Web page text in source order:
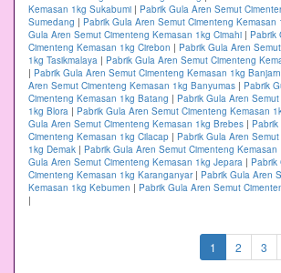
Kemasan 1kg Sukabumi | Pabrik Gula Aren Semut
Sumedang | Pabrik Gula Aren Semut Cimenteng Kemasan
Gula Aren Semut Cimenteng Kemasan 1kg Cimahi | Pabrik
Cimenteng Kemasan 1kg Cirebon | Pabrik Gula Aren
1kg Tasikmalaya | Pabrik Gula Aren Semut Cimenteng
| Pabrik Gula Aren Semut Cimenteng Kemasan 1kg
Aren Semut Cimenteng Kemasan 1kg Banyumas | Pabrik
Cimenteng Kemasan 1kg Batang | Pabrik Gula Aren
1kg Blora | Pabrik Gula Aren Semut Cimenteng Kemasan
Gula Aren Semut Cimenteng Kemasan 1kg Brebes |
Cimenteng Kemasan 1kg Cilacap | Pabrik Gula Aren
1kg Demak | Pabrik Gula Aren Semut Cimenteng Kemasan
Gula Aren Semut Cimenteng Kemasan 1kg Jepara | Pabrik
Cimenteng Kemasan 1kg Karanganyar| Pabrik Gula Aren
Kemasan 1kg Kebumen | Pabrik Gula Aren Semut
|
1 (current)
2 3